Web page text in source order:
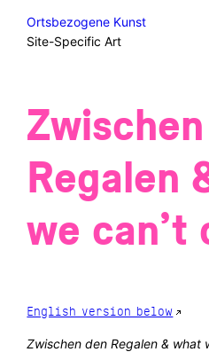
SkipStudent Projects/Diplomas
Regalen
we can’t
English version below
Zwischen den Regalen & what
Ortsbezogene Kunst
Site-Specific Art